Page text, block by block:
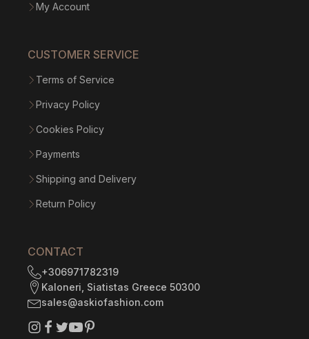
My Account
CUSTOMER SERVICE
Terms of Service
Privacy Policy
Cookies Policy
Payments
Shipping and Delivery
Return Policy
CONTACT
+306971782319
Kaloneri, Siatistas Greece 50300
sales@askiofashion.com